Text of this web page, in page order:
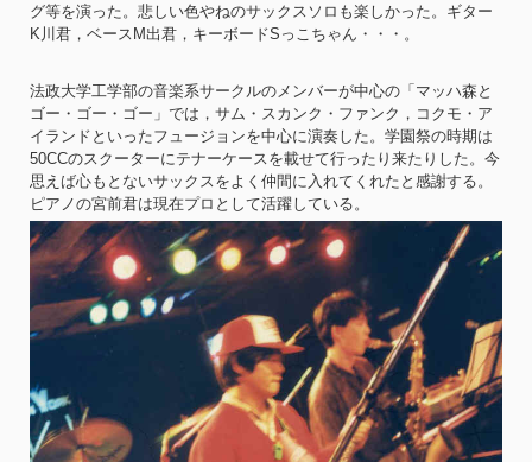
グ等を演った。悲しい色やねのサックスソロも楽しかった。ギター
K川君，ベースM出君，キーボードSっこちゃん・・・。
法政大学工学部の音楽系サークルのメンバーが中心の「マッハ森と
ゴー・ゴー・ゴー」では，サム・スカンク・ファンク，コクモ・ア
イランドといったフュージョンを中心に演奏した。学園祭の時期は
50CCのスクーターにテナーケースを載せて行ったり来たりした。今
思えば心もとないサックスをよく仲間に入れてくれたと感謝する。
ピアノの宮前君は現在プロとして活躍している。